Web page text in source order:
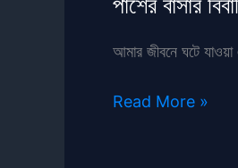
আমার জীবনে ঘটে যাওয়া
পাশের
Read More »